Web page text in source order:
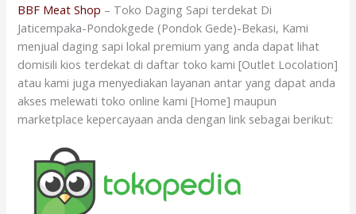
BBF Meat Shop – Toko Daging Sapi terdekat Di
Jaticempaka-Pondokgede (Pondok Gede)-Bekasi, Kami
menjual daging sapi lokal premium yang anda dapat lihat
domisili kios terdekat di daftar toko kami [Outlet Locolation]
atau kami juga menyediakan layanan antar yang dapat anda
akses melewati toko online kami [Home] maupun
marketplace kepercayaan anda dengan link sebagai berikut: